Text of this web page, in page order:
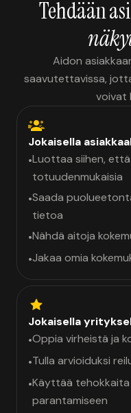
Tehdään
Aidon
saavutettavissa,
voivat
Jokaisella
•Luottaa siihen,
totuudenmukaisia
•Saada
tietoa
•Nähdä aitoja
•Jakaa omia
Jokaisella
•Oppia virheistä ja
•Tulla arvioiduksi
•Käyttää tehokkaita
parantamiseen